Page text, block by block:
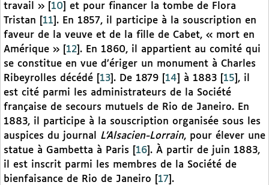
travail »
10
et pour financer la tombe de Flora
Tristan
11 . En 1857, il participe à la souscription en
faveur de la veuve et de la fille de Cabet, « mort en
Amérique »
12 . En 1860, il appartient au comité qui
se constitue en vue d’ériger un monument à Charles
Ribeyrolles décédé
13 . De 1879 14 à 1883 15 , il
est cité parmi les administrateurs de la Société
française de secours mutuels de Rio de Janeiro. En
1883, il participe à la souscription organisée sous les
auspices du journal L’Alsacien-Lorrain, pour élever une
statue à Gambetta à Paris
16 . À partir de juin 1883,
il est inscrit parmi les membres de la Société de
bienfaisance de Rio de Janeiro
17 .